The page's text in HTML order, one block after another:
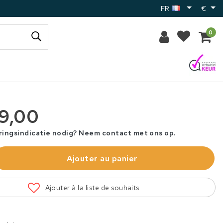
FR €
0
nodig? Neem contact met ons op.
Ajouter au panier
Ajouter à la liste de souhaits